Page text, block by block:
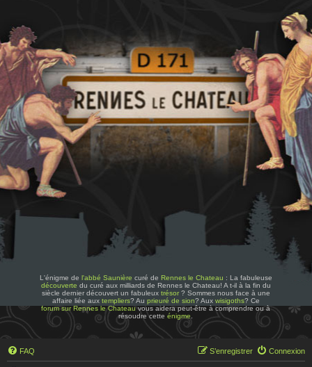
L'énigme de l'abbé Saunière curé de Rennes le Chateau : La fabuleuse
découverte du curé aux milliards de Rennes le Chateau! A t-il à la fin du
siècle dernier découvert un fabuleux trésor? Sommes nous face à une
affaire liée aux templiers? Au prieuré de sion? Aux wisigoths? Ce
forum sur Rennes le Chateauvous aidera peut-être à comprendre ou à
résoudre cetteénigme
FAQ Connexion
S’enregistrer